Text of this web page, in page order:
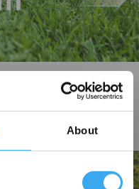
About
intelligente des
d’améliorer les